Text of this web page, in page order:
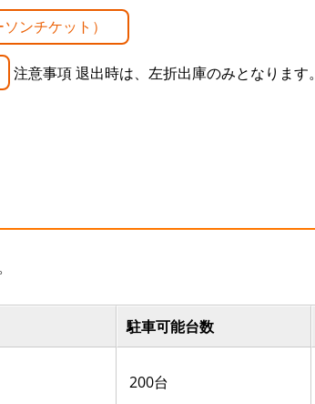
ンチケット）
注意事項退出時は、左折出庫のみとなります。
駐車可能台数
200台